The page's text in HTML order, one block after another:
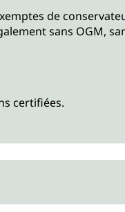
de
sans OGM,
certifiées.